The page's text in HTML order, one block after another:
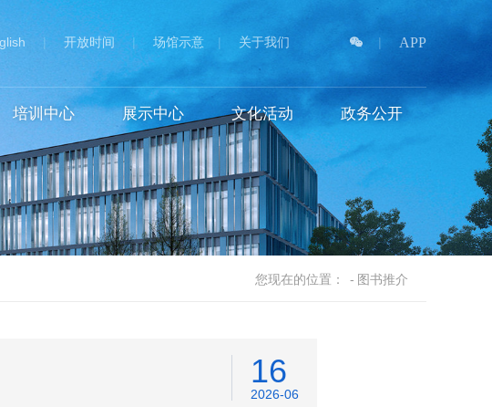
| 开放时间 | 场馆示意 | 关于我们 | APP
培训中心 展示中心 文化活动 政务公开
您现在的位置： - 图书推介
16
2026-06